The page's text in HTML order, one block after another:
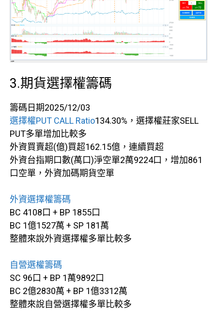
3.期貨選擇權籌碼
籌碼日期2025/12/03
選擇權PUT CALL Ratio134.30%，選擇權莊家SELL
PUT多單增加比較多
外資買賣超(億)買超162.15億，連續買超
外資台指期口數(萬口)淨空單2萬9224口，增加861
口空單，外資加碼期貨空單
外資選擇權籌碼
BC 4108口 + BP 1855口
BC 1億1527萬 + SP 181萬
整體來說外資選擇權多單比較多
自營選權籌碼
SC 96口 + BP 1萬9892口
BC 2億2830萬 + BP 1億3312萬
整體來說自營選擇權多單比較多